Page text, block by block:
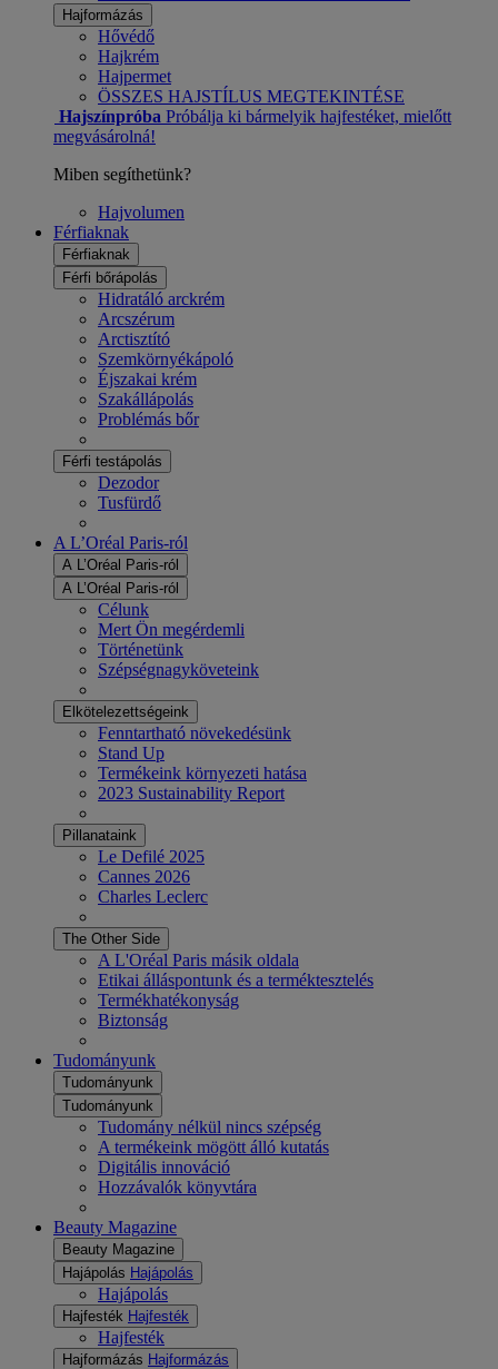
Hajformázás
Hővédő
Hajkrém
Hajpermet
ÖSSZES HAJSTÍLUS MEGTEKINTÉSE
Hajszínpróba Próbálja ki bármelyik hajfestéket, mielőtt
megvásárolná!
Miben segíthetünk?
Hajvolumen
Férfiaknak
Férfiaknak
Férfi bőrápolás
Hidratáló arckrém
Arcszérum
Arctisztító
Szemkörnyékápoló
Éjszakai krém
Szakállápolás
Problémás bőr
Férfi testápolás
Dezodor
Tusfürdő
A L’Oréal Paris-ról
A L’Oréal Paris-ról
A L’Oréal Paris-ról
Célunk
Mert Ön megérdemli
Történetünk
Szépségnagyköveteink
Elkötelezettségeink
Fenntartható növekedésünk
Stand Up
Termékeink környezeti hatása
2023 Sustainability Report
Pillanataink
Le Defilé 2025
Cannes 2026
Charles Leclerc
The Other Side
A L'Oréal Paris másik oldala
Etikai álláspontunk és a terméktesztelés
Termékhatékonyság
Biztonság
Tudományunk
Tudományunk
Tudományunk
Tudomány nélkül nincs szépség
A termékeink mögött álló kutatás
Digitális innováció
Hozzávalók könyvtára
Beauty Magazine
Beauty Magazine
Hajápolás Hajápolás
Hajápolás
Hajfesték Hajfesték
Hajfesték
Hajformázás Hajformázás